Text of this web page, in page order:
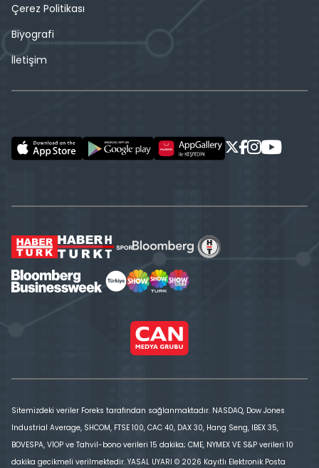
Çerez Politikası
Biyografi
İletişim
Sitemizdeki veriler Foreks tarafından sağlanmaktadır. NASDAQ, Dow Jones
Industrial Average, SHCOM, FTSE 100, CAC 40, DAX 30, Hang Seng, IBEX 35,
BOVESPA, VİOP ve Tahvil-bono verileri 15 dakika; CME, NYMEX VE S&P verileri 10
dakika gecikmeli verilmektedir. YASAL UYARI © 2026 Kayıtlı Elektronik Posta